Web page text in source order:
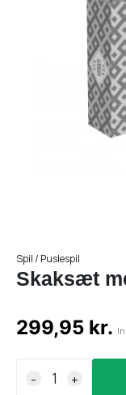
Spil / Puslespil
Skaksæt
299,95 kr.
- +